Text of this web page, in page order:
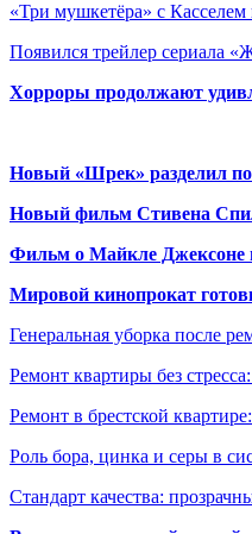
«Три мушкетёра» с
Появился трейлер сериала
Хорроры продолжают
Новый «Шрек» разделил
Новый фильм Стивена
Фильм о Майкле Джексоне
Мировой кинопрокат
Генеральная уборка после
Ремонт квартиры без
Ремонт в брестской
Роль бора, цинка и серы в
Стандарт качества: